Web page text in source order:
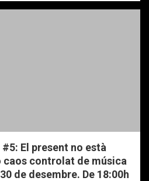
El present no està
caos controlat de música
de desembre. De 18:00h